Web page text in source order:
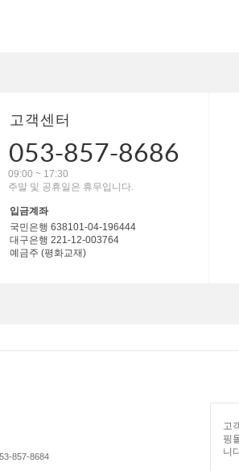
고객센터
053-857-8686
09:00 ~ 17:30
주말 및 공휴일은 휴무입니다.
입금계좌
국민은행 638101-04-196444
대구은행 221-12-003764
예금주 (평화교재)
857-8684
고
핑
니